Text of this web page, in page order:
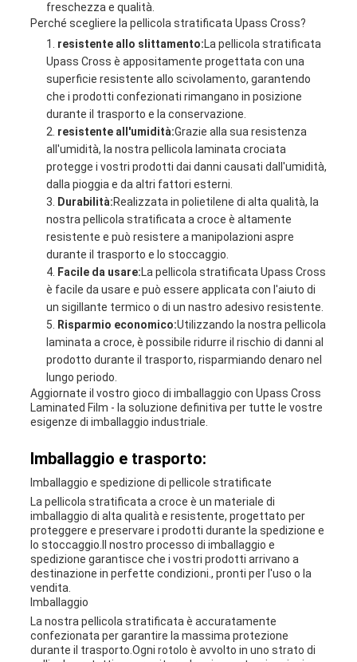
freschezza e qualità.
Perché scegliere la pellicola stratificata Upass Cross?
resistente allo slittamento:La pellicola stratificata
Upass Cross è appositamente progettata con una
superficie resistente allo scivolamento, garantendo
che i prodotti confezionati rimangano in posizione
durante il trasporto e la conservazione.
resistente all'umidità:Grazie alla sua resistenza
all'umidità, la nostra pellicola laminata crociata
protegge i vostri prodotti dai danni causati dall'umidità,
dalla pioggia e da altri fattori esterni.
Durabilità:Realizzata in polietilene di alta qualità, la
nostra pellicola stratificata a croce è altamente
resistente e può resistere a manipolazioni aspre
durante il trasporto e lo stoccaggio.
Facile da usare:La pellicola stratificata Upass Cross
è facile da usare e può essere applicata con l'aiuto di
un sigillante termico o di un nastro adesivo resistente.
Risparmio economico:Utilizzando la nostra pellicola
laminata a croce, è possibile ridurre il rischio di danni al
prodotto durante il trasporto, risparmiando denaro nel
lungo periodo.
Aggiornate il vostro gioco di imballaggio con Upass Cross
Laminated Film - la soluzione definitiva per tutte le vostre
esigenze di imballaggio industriale.
Imballaggio e trasporto:
Imballaggio e spedizione di pellicole stratificate
La pellicola stratificata a croce è un materiale di
imballaggio di alta qualità e resistente, progettato per
proteggere e preservare i prodotti durante la spedizione e
lo stoccaggio.Il nostro processo di imballaggio e
spedizione garantisce che i vostri prodotti arrivano a
destinazione in perfette condizioni., pronti per l'uso o la
vendita.
Imballaggio
La nostra pellicola stratificata è accuratamente
confezionata per garantire la massima protezione
durante il trasporto.Ogni rotolo è avvolto in uno strato di